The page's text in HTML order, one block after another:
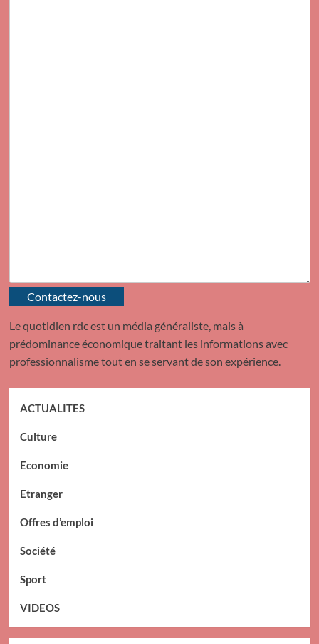
Contactez-nous
Le quotidien rdc est un média généraliste, mais à
prédominance économique traitant les informations avec
professionnalisme tout en se servant de son expérience.
ACTUALITES
Culture
Economie
Etranger
Offres d’emploi
Société
Sport
VIDEOS